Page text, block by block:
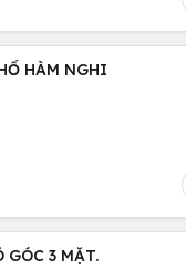
HÀM NGHI
3 MẶT.